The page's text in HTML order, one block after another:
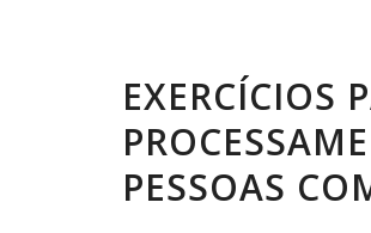
EXERCÍCIOS
PESSOAS